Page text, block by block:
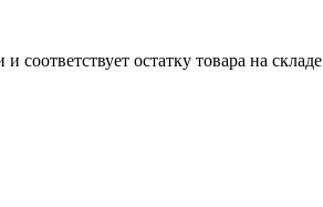
соответствует остатку товара на складе